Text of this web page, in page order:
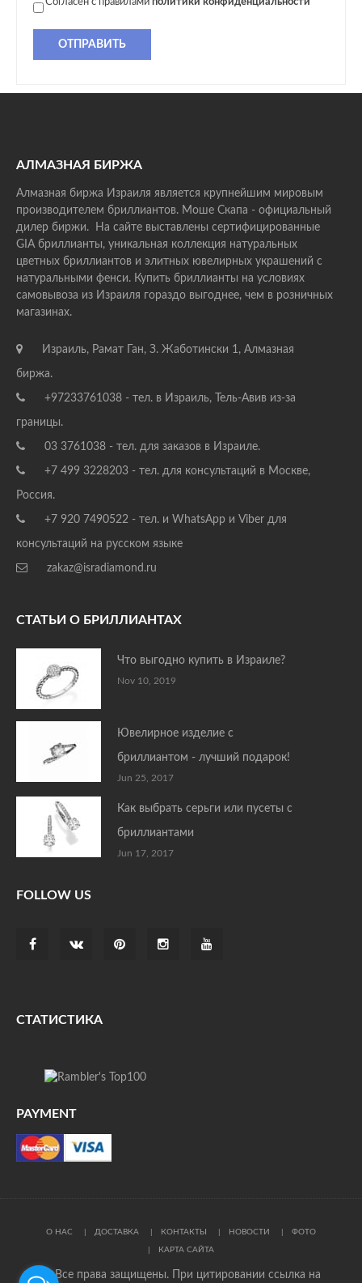
ОТПРАВИТЬ
АЛМАЗНАЯ БИРЖА
Алмазная биржа Израиля является крупнейшим мировым
производителем бриллиантов. Моше Скапа - официальный
дилер биржи. На сайте выставлены сертифицированные
GIA бриллианты, уникальная коллекция натуральных
цветных бриллиантов и элитных ювелирных украшений с
натуральными фенси. Купить бриллианты на условиях
самовывоза из Израиля гораздо выгоднее, чем в розничных
магазинах.
Израиль, Рамат Ган, З. Жаботински 1, Алмазная
биржа.
+97233761038 - тел. в Израиль, Тель-Авив из-за
границы.
03 3761038 - тел. для заказов в Израиле.
+7 499 3228203 - тел. для консультаций в Москве,
Россия.
+7 920 7490522 - тел. и WhatsApp и Viber для
консультаций на русском языке
zakaz@isradiamond.ru
СТАТЬИ О БРИЛЛИАНТАХ
Что выгодно купить в Израиле?
Nov 10, 2019
Ювелирное изделие с
бриллиантом - лучший подарок!
Jun 25, 2017
Как выбрать серьги или пусеты с
бриллиантами
Jun 17, 2017
FOLLOW US
СТАТИСТИКА
PAYMENT
О НАС ДОСТАВКА КОНТАКТЫ НОВОСТИ ФОТО
КАРТА САЙТА
© Все права защищены. При цитировании ссылка на